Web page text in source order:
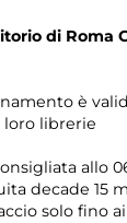
di Roma
è
loro librerie
allo
decade 15
solo fino ai